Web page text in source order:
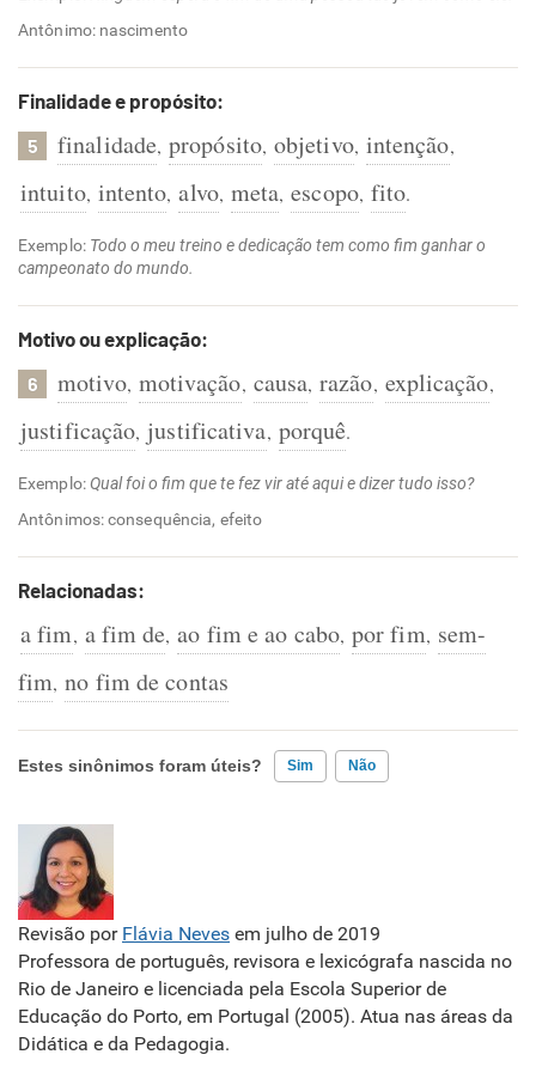
Antônimo: nascimento
Finalidade e propósito:
5 finalidade, propósito, objetivo, intenção,
intuito, intento, alvo, meta, escopo, fito.
Exemplo: Todo o meu treino e dedicação tem como fim ganhar o
campeonato do mundo.
Motivo ou explicação:
6 motivo, motivação, causa, razão, explicação,
justificação, justificativa, porquê.
Exemplo:Qual foi o fim que te fez vir até aqui e dizer tudo isso?
Antônimos: consequência, efeito
Relacionadas:
a fim, a fim de, ao fim e ao cabo, por fim, sem-
fim, no fim de contas
Estes sinônimos foram úteis? Sim Não
Existem sinônimos incorretos
Nenhum dos sinônimos apresentados me ajudou
Outro
Revisão por Flávia Neves em julho de 2019
Professora de português, revisora e lexicógrafa nascida no
Rio de Janeiro e licenciada pela Escola Superior de
Educação do Porto, em Portugal (2005). Atua nas áreas da
Didática e da Pedagogia.